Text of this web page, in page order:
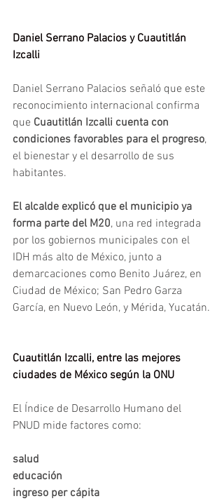
Daniel Serrano Palacios y Cuautitlán
Izcalli
Daniel Serrano Palacios señaló que este
reconocimiento internacional confirma
que Cuautitlán Izcalli cuenta con
condiciones favorables para el progreso,
el bienestar y el desarrollo de sus
habitantes.
El alcalde explicó que el municipio ya
forma parte del M20, una red integrada
por los gobiernos municipales con el
IDH más alto de México, junto a
demarcaciones como Benito Juárez, en
Ciudad de México; San Pedro Garza
García, en Nuevo León, y Mérida, Yucatán.
Cuautitlán Izcalli, entre las mejores
ciudades de México según la ONU
El Índice de Desarrollo Humano del
PNUD mide factores como:
salud
educación
ingreso per cápita